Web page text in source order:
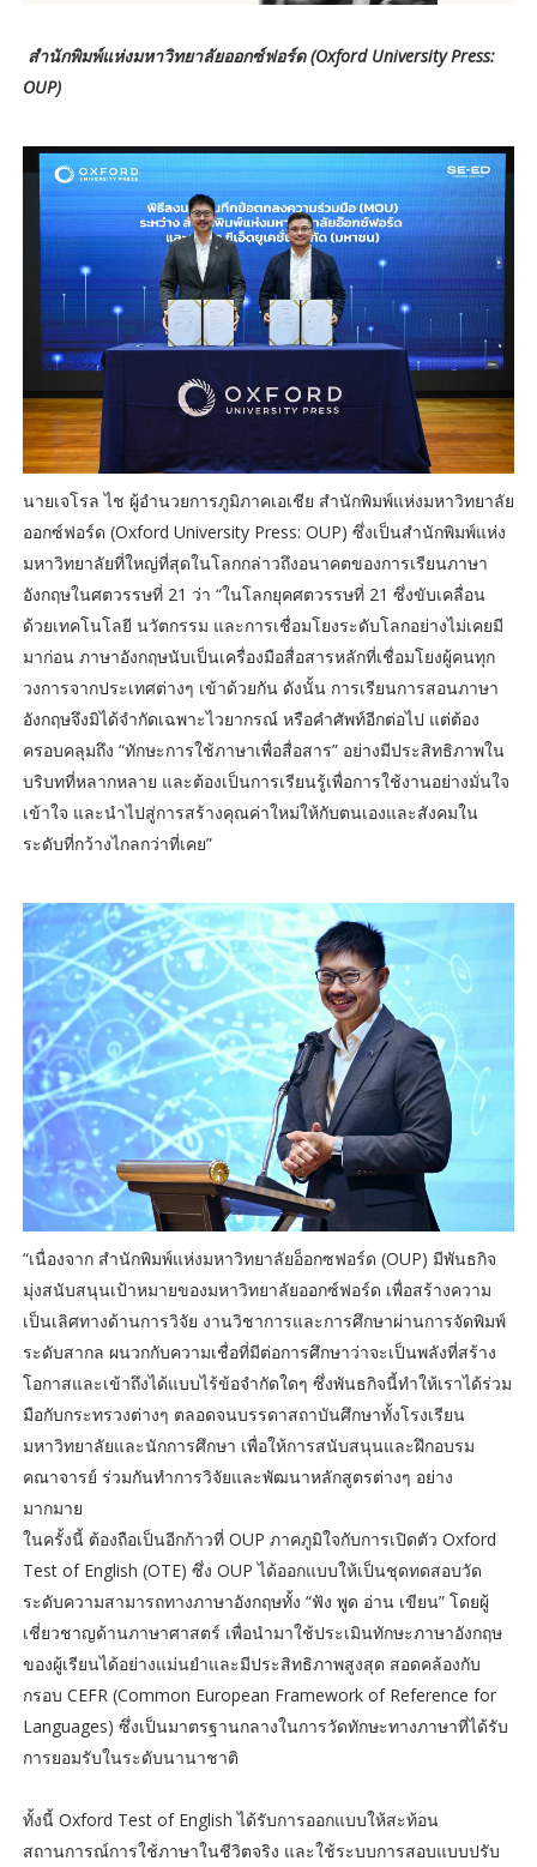
สำนักพิมพ์แห่งมหาวิทยาลัยออกซ์ฟอร์ด (Oxford University Press:
OUP)
นายเจโรล ไช ผู้อำนวยการภูมิภาคเอเชีย สำนักพิมพ์แห่งมหาวิทยาลัย
ออกซ์ฟอร์ด (Oxford University Press: OUP) ซึ่งเป็นสำนักพิมพ์แห่ง
มหาวิทยาลัยที่ใหญ่ที่สุดในโลกกล่าวถึงอนาคตของการเรียนภาษา
อังกฤษในศตวรรษที่ 21 ว่า “ในโลกยุคศตวรรษที่ 21 ซึ่งขับเคลื่อน
ด้วยเทคโนโลยี นวัตกรรม และการเชื่อมโยงระดับโลกอย่างไม่เคยมี
มาก่อน ภาษาอังกฤษนับเป็นเครื่องมือสื่อสารหลักที่เชื่อมโยงผู้คนทุก
วงการจากประเทศต่างๆ เข้าด้วยกัน ดังนั้น การเรียนการสอนภาษา
อังกฤษจึงมิได้จำกัดเฉพาะไวยากรณ์ หรือคำศัพท์อีกต่อไป แต่ต้อง
ครอบคลุมถึง “ทักษะการใช้ภาษาเพื่อสื่อสาร” อย่างมีประสิทธิภาพใน
บริบทที่หลากหลาย และต้องเป็นการเรียนรู้เพื่อการใช้งานอย่างมั่นใจ
เข้าใจ และนำไปสู่การสร้างคุณค่าใหม่ให้กับตนเองและสังคมใน
ระดับที่กว้างไกลกว่าที่เคย”
“เนื่องจาก สำนักพิมพ์แห่งมหาวิทยาลัยอ็อกซฟอร์ด (OUP) มีพันธกิจ
มุ่งสนับสนุนเป้าหมายของมหาวิทยาลัยออกซ์ฟอร์ด เพื่อสร้างความ
เป็นเลิศทางด้านการวิจัย งานวิชาการและการศึกษาผ่านการจัดพิมพ์
ระดับสากล ผนวกกับความเชื่อที่มีต่อการศึกษาว่าจะเป็นพลังที่สร้าง
โอกาสและเข้าถึงได้แบบไร้ข้อจำกัดใดๆ ซึ่งพันธกิจนี้ทำให้เราได้ร่วม
มือกับกระทรวงต่างๆ ตลอดจนบรรดาสถาบันศึกษาทั้งโรงเรียน
มหาวิทยาลัยและนักการศึกษา เพื่อให้การสนับสนุนและฝึกอบรม
คณาจารย์ ร่วมกันทำการวิจัยและพัฒนาหลักสูตรต่างๆ อย่าง
มากมาย
ในครั้งนี้ ต้องถือเป็นอีกก้าวที่ OUP ภาคภูมิใจกับการเปิดตัว Oxford
Test of English (OTE) ซึ่ง OUP ได้ออกแบบให้เป็นชุดทดสอบวัด
ระดับความสามารถทางภาษาอังกฤษทั้ง “ฟัง พูด อ่าน เขียน” โดยผู้
เชี่ยวชาญด้านภาษาศาสตร์ เพื่อนำมาใช้ประเมินทักษะภาษาอังกฤษ
ของผู้เรียนได้อย่างแม่นยำและมีประสิทธิภาพสูงสุด สอดคล้องกับ
กรอบ CEFR (Common European Framework of Reference for
Languages) ซึ่งเป็นมาตรฐานกลางในการวัดทักษะทางภาษาที่ได้รับ
การยอมรับในระดับนานาชาติ
ทั้งนี้ Oxford Test of English ได้รับการออกแบบให้สะท้อน
สถานการณ์การใช้ภาษาในชีวิตจริง และใช้ระบบการสอบแบบปรับ